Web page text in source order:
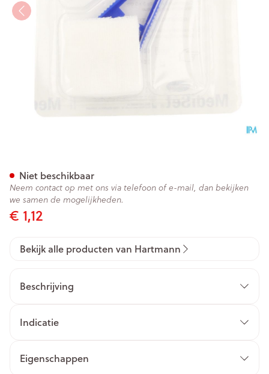
€ 1,12
Niet beschikbaar
Neem contact op met ons via telefoon of e-mail, dan bekijken
we samen de mogelijkheden.
Bekijk alle producten van Hartmann
Beschrijving
Indicatie
Eigenschappen